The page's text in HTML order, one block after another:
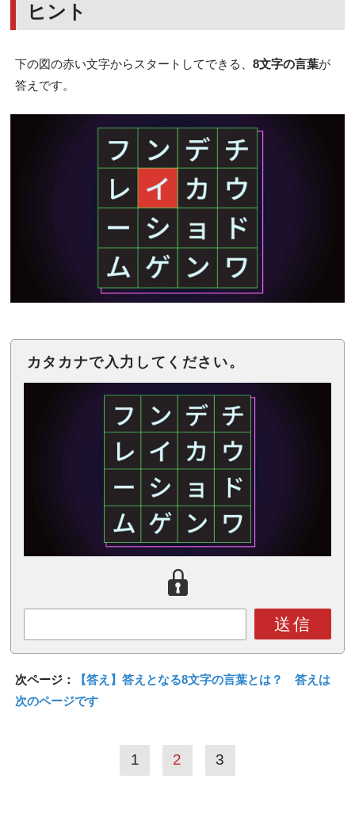
ヒント
下の図の赤い文字からスタートしてできる、 8文字の言葉が
答えです。
カタカナで入力してください。
送信
次ページ：
【答え】答えとなる8文字の言葉とは？ 答えは
次のページです
1 2 3